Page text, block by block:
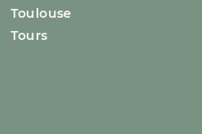
Toulouse
Tours